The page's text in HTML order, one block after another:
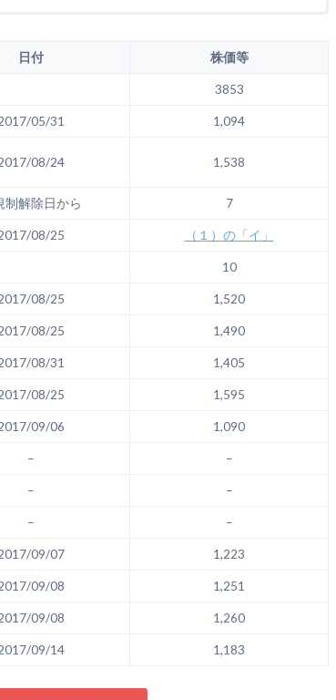
日付 株価等
3853
05/31 1,094
08/24 1,538
解除日から 7
08/25 （１）の「イ」
10
08/25 1,520
08/25 1,490
08/31 1,405
08/25 1,595
09/06 1,090
– –
– –
– –
09/07 1,223
09/08 1,251
09/08 1,260
09/14 1,183